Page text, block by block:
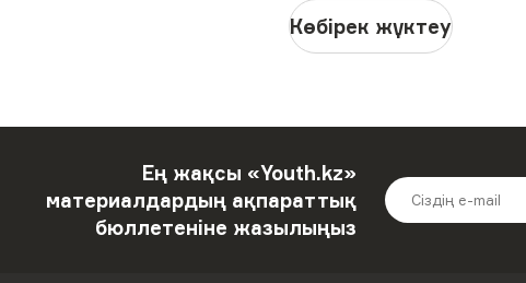
Көбірек жүктеу
Ең жақсы «Youth.kz»
материалдардың ақпараттық
бюллетеніне жазылыңыз